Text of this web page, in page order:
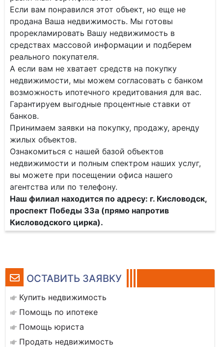
ОСТАВИТЬ ЗАЯВКУ
Купить недвижимость
Помощь по ипотеке
Помощь юриста
Продать недвижимость
Если вам понравился этот объект, но еще не
продана Ваша недвижимость. Мы готовы
прорекламировать Вашу недвижимость в
средствах массовой информации и подберем
реального покупателя.
А если вам не хватает средств на покупку
недвижимости, мы можем согласовать с банком
возможность ипотечного кредитования для вас.
Гарантируем выгодные процентные ставки от
банков.
Принимаем заявки на покупку, продажу, аренду
жилых объектов.
Ознакомиться с нашей базой объектов
недвижимости и полным спектром наших услуг,
вы можете при посещении офиса нашего
агентства или по телефону.
Наш филиал находится по адресу: г. Кисловодск,
проспект Победы 33а (прямо напротив
Кисловодского цирка).